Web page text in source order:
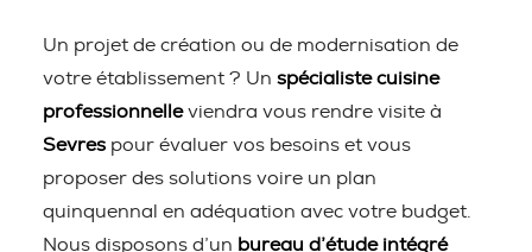
Un projet de création ou de modernisation de
votre établissement ? Un spécialiste cuisine
professionnelleviendra vous rendre visite à
Sevres pour évaluer vos besoins et vous
proposer des solutions voire un plan
quinquennal en adéquation avec votre budget.
Nous disposons d’un bureau d’étude intégré